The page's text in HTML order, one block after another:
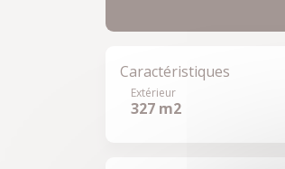
Caractéristiques
Extérieur
327 m2